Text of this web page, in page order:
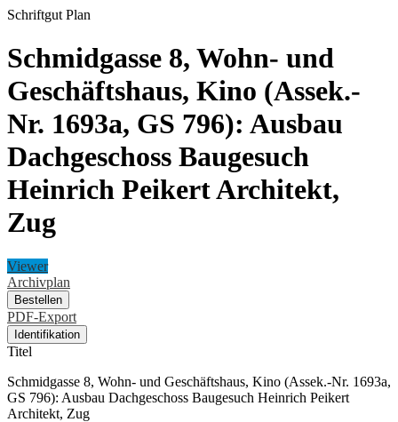
Schriftgut Plan
Schmidgasse 8, Wohn- und
Geschäftshaus, Kino (Assek.-
Nr. 1693a, GS 796): Ausbau
Dachgeschoss Baugesuch
Heinrich Peikert Architekt,
Zug
Viewer
Archivplan
Bestellen
PDF-Export
Identifikation
Titel
Schmidgasse 8, Wohn- und Geschäftshaus, Kino (Assek.-Nr. 1693a,
GS 796): Ausbau Dachgeschoss Baugesuch Heinrich Peikert
Architekt, Zug